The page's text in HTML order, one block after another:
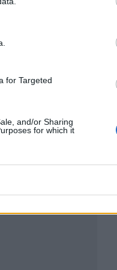
for Targeted
and/or Sharing
for which it